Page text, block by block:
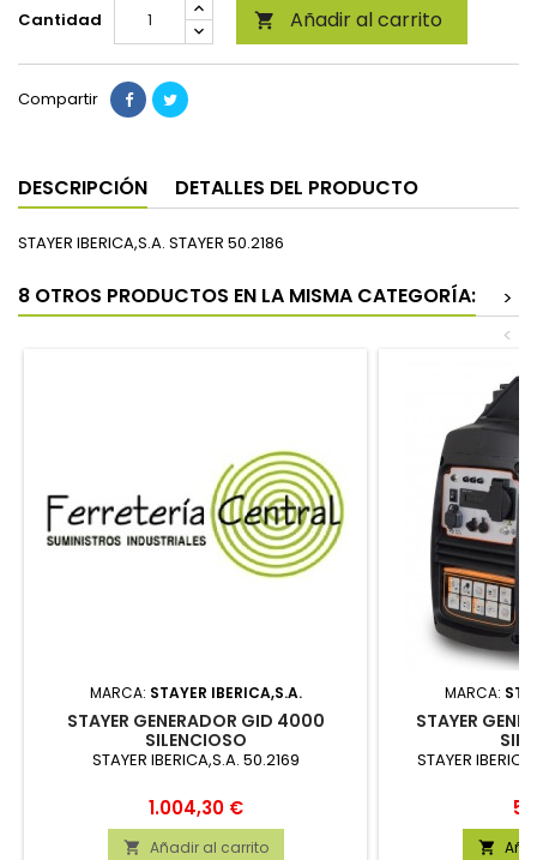
Cantidad  Añadir al carrito
Compartir
DESCRIPCIÓN DETALLES DEL PRODUCTO
STAYER IBERICA,S.A. STAYER 50.2186
8 OTROS PRODUCTOS EN LA MISMA CATEGORÍA:
>
<
MARCA: STAYER IBERICA,S.A.
STAYER GENERADOR GID 4000
SILENCIOSO
STAYER IBERICA,S.A. 50.2169
Precio
1.004,30 €
 Añadir al carrito
MARCA:
STAYER
STAYER
